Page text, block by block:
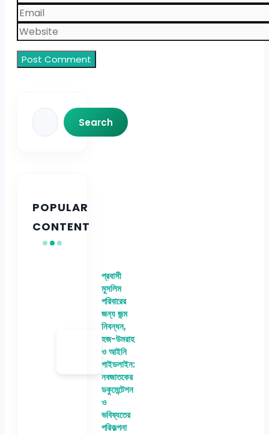
Email
Website
Search
Search
POPULAR
CONTENT
প্রবাসী
মুসলিম
পরিবারের
জন্য জন্ম
নিবন্ধন,
হজ-উমরাহ
ও আইনি
গাইডলাইন:
নবজাতকের
ডকুমেন্টেশন
ও
ভবিষ্যতের
পরিকল্পনা